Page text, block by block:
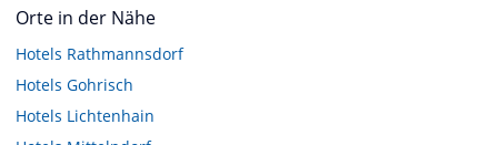
Orte in der Nähe
Hotels Rathmannsdorf
Hotels Gohrisch
Hotels Lichtenhain